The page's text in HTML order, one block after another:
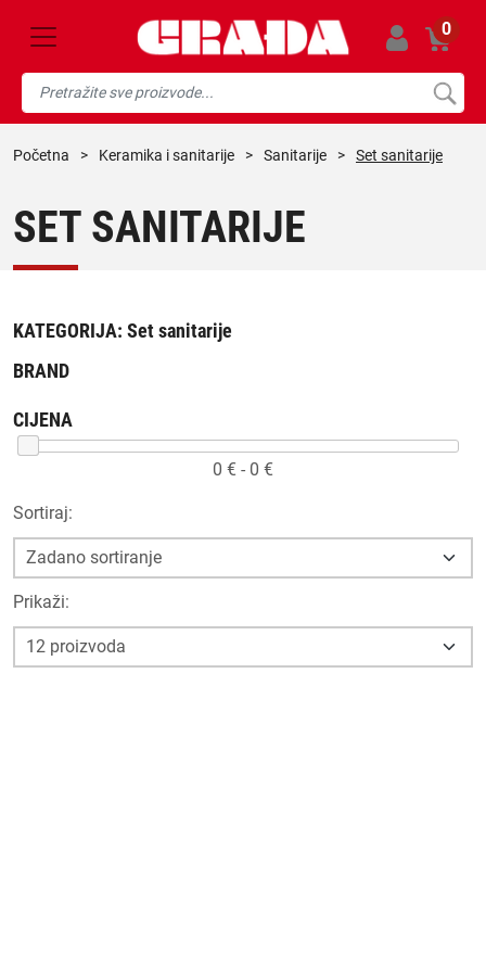
0
početna > keramika i sanitarije > sanitarije > Set sanitarije
SET SANITARIJE
KATEGORIJA: Set sanitarije
BRAND
CIJENA
0 € - 0 €
Sortiraj:
Prikaži: